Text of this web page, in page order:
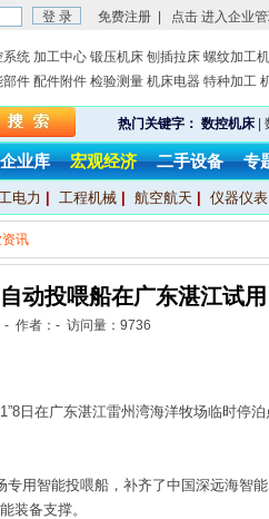
免费注册 点击 进入企业
系统 加工中心 锻压机床 刨插拉床 螺纹加工
部件 配件附件 检验测量 机床电器 特种加工
热门关键字： 数控机床|
企业库 宏观经济 二手设备 专
电力 工程机械 航空航天 仪器仪表
讯
动投喂船在广东湛江试用
作者：- 访问量： 9736
日在广东湛江雷州湾海洋牧场临时停
用智能投喂船，补齐了中国深远海智
装备支撑。